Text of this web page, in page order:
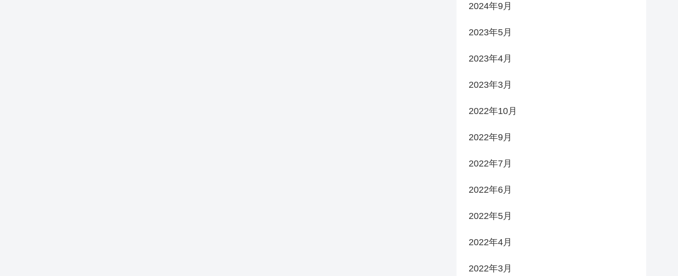
2024年9月
2023年5月
2023年4月
2023年3月
2022年10月
2022年9月
2022年7月
2022年6月
2022年5月
2022年4月
2022年3月